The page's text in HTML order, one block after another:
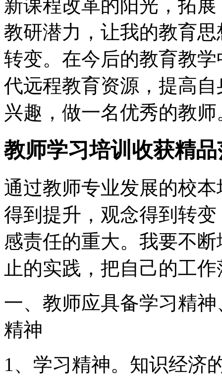
新课程改革的阳光，拓
教研潜力，让我的教育
转变。在今后的教育教
代远程教育资源，提高
兴趣，做一名优秀的教师
教师学习培训收获精
通过教师专业发展的校
得到提升，观念得到转
感责任的重大。我要不
止的实践，把自己的工
一、教师应具备学习精
精神
1、学习精神。知识经济